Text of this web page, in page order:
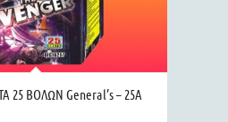
25 ΒΟΛΩΝ General’s – 25A